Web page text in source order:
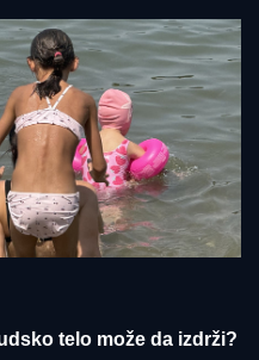
telo može da izdrži?